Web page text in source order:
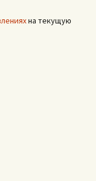
на текущую